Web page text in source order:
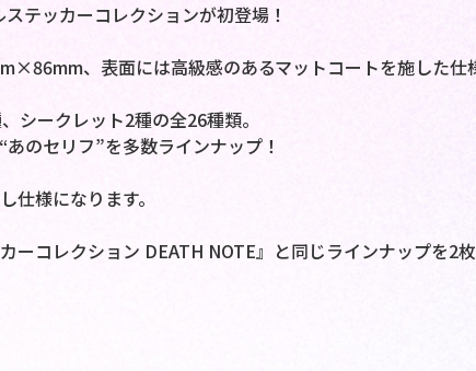
ステッカーコレクションが初登場！
、表面には高級感のあるマットコートを施した仕
、シークレット2種の全26種類。
のセリフ”を多数ラインナップ！
仕様になります。
ーコレクション DEATH NOTE』と同じラインナップを2